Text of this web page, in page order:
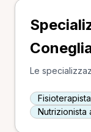
Le
Nutrizionista